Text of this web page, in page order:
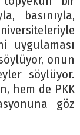
basınıyla,
uygulaması
onun
söylüyor.
hem de PKK
göz